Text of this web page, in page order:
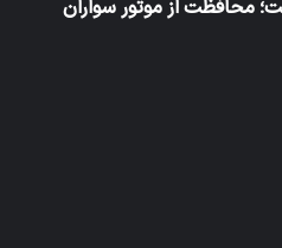
محافظت از موتور سواران